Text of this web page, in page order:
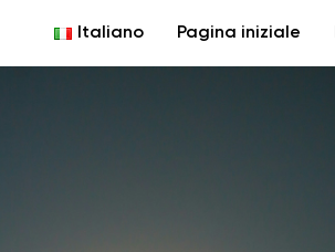
Italiano Pagina iniziale